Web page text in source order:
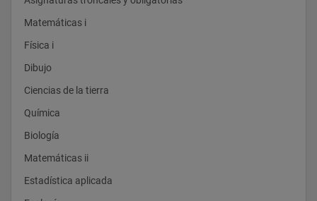
Matemáticas i
Física i
Dibujo
Ciencias de la tierra
Química
Biología
Matemáticas ii
Estadística aplicada